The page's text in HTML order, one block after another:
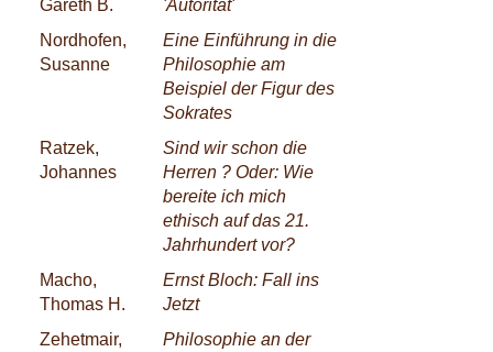
Gareth B.
'Autorität'
Nordhofen,
Susanne
Eine Einführung in die
Philosophie am
Beispiel der Figur des
Sokrates
Ratzek,
Johannes
Sind wir schon die
Herren ? Oder: Wie
bereite ich mich
ethisch auf das 21.
Jahrhundert vor?
Macho,
Thomas H.
Ernst Bloch: Fall ins
Jetzt
Zehetmair,
Philosophie an der